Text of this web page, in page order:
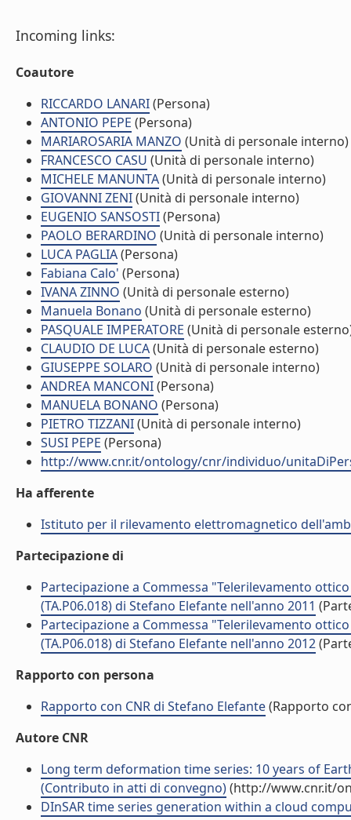
Incoming links:
Coautore
RICCARDO LANARI(Persona)
ANTONIO PEPE (Persona)
MARIAROSARIA MANZO (Unità di personale interno)
FRANCESCO CASU (Unità di personale interno)
MICHELE MANUNTA(Unità di personale interno)
GIOVANNI ZENI(Unità di personale interno)
EUGENIO SANSOSTI(Persona)
PAOLO BERARDINO (Unità di personale interno)
LUCA PAGLIA(Persona)
Fabiana Calo' (Persona)
IVANA ZINNO (Unità di personale esterno)
Manuela Bonano (Unità di personale esterno)
PASQUALE IMPERATORE (Unità di personale
CLAUDIO DE LUCA(Unità di personale esterno)
GIUSEPPE SOLARO (Unità di personale interno)
ANDREA MANCONI(Persona)
MANUELA BONANO (Persona)
PIETRO TIZZANI(Unità di personale interno)
SUSI PEPE (Persona)
http://www.cnr.it/ontology/cnr/individuo/
Ha afferente
Istituto per il rilevamento elettromagnetico
Partecipazione di
Partecipazione a Commessa "Telerilevamento
(TA.P06.018) di Stefano Elefante nell'anno 2011
Partecipazione a Commessa "Telerilevamento
(TA.P06.018) di Stefano Elefante nell'anno 2012
Rapporto con persona
Rapporto con CNR di Stefano Elefante(Rapporto
Autore CNR
Long term deformation time series: 10 years of
(Contributo in atti di convegno)(http://www.cnr.it/
DInSAR time series generation within a cloud